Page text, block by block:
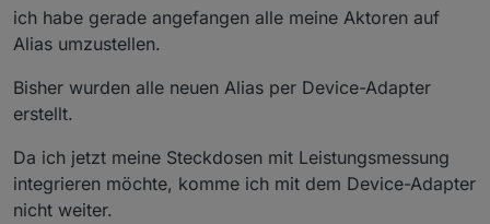
"id": "linux-
      "read": "val ? 1 : 0"
  },
  "user": "system.user.admin",
"_id": "alias.0.linux-
  "acl": {
Zeile 23 verhindert die Erzeugung des Influx- und auch
des Linkeddevices-Teils.
ich habe gerade angefangen alle meine Aktoren auf
Alias umzustellen.
Bisher wurden alle neuen Alias per Device-Adapter
erstellt.
Da ich jetzt meine Steckdosen mit Leistungsmessung
integrieren möchte, komme ich mit dem Device-Adapter
nicht weiter.